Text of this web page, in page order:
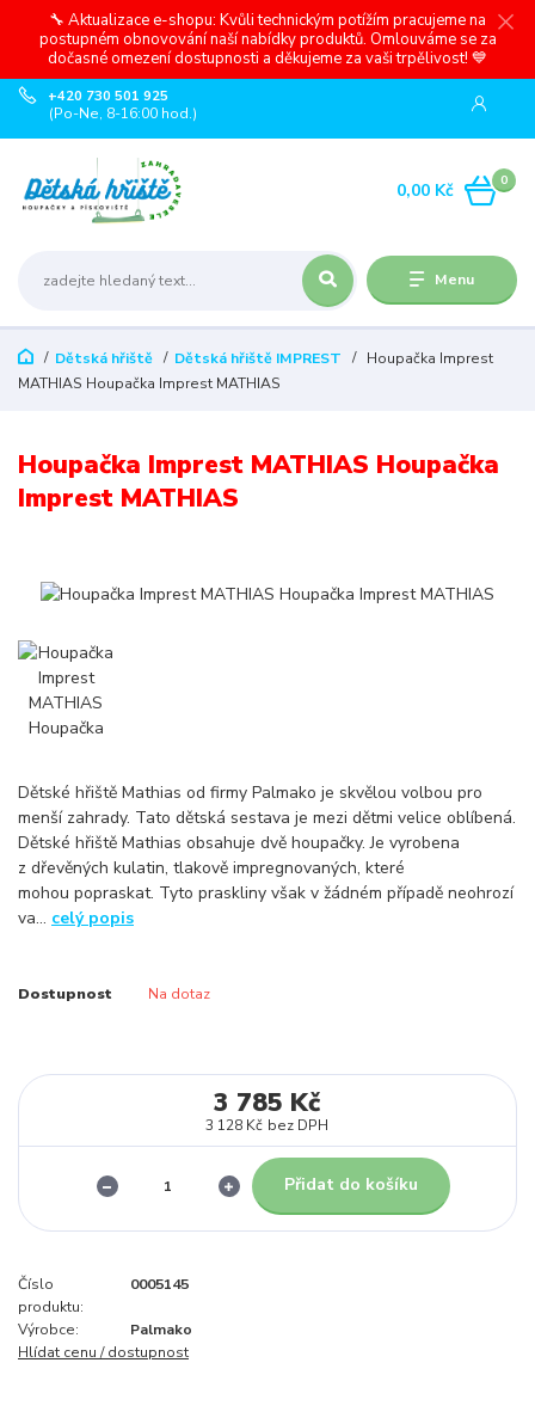
🔧 Aktualizace e-shopu: Kvůli technickým potížím pracujeme na
postupném obnovování naší nabídky produktů. Omlouváme se za
dočasné omezení dostupnosti a děkujeme za vaši trpělivost! 💙
Menu
+420 730 501 925
(Po-Ne, 8-16:00 hod.)
0
0,00 Kč
Dětská hřiště Dětská hřiště IMPREST
Houpačka Imprest
MATHIAS Houpačka Imprest MATHIAS
Houpačka Imprest MATHIAS Houpačka
Imprest MATHIAS
Dětské hřiště Mathias od firmy Palmako je skvělou volbou pro
menší zahrady. Tato dětská sestava je mezi dětmi velice oblíbená.
Dětské hřiště Mathias obsahuje dvě houpačky. Je vyrobena
z dřevěných kulatin, tlakově impregnovaných, které
mohou popraskat. Tyto praskliny však v žádném případě neohrozí
va... celý popis
Dostupnost Na dotaz
3 785 Kč
3 128 Kč bez DPH
Přidat do košíku
Číslo
produktu:
0005145
Výrobce:
Palmako
Hlídat cenu / dostupnost